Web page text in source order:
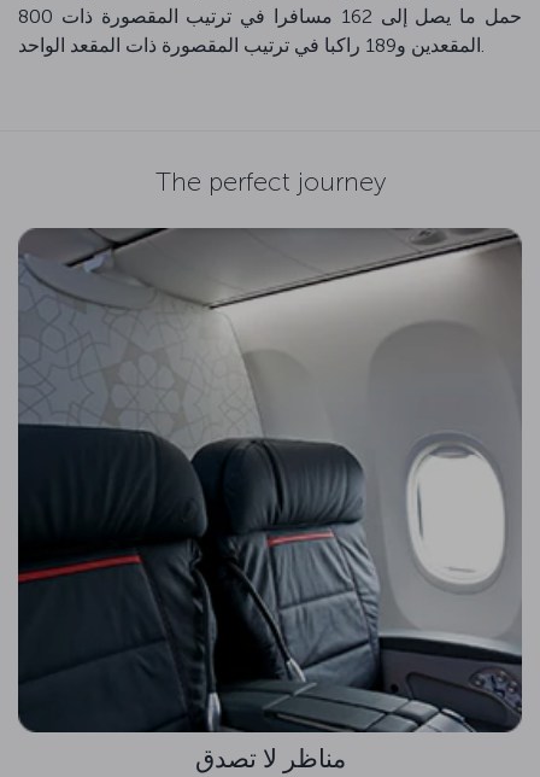
800 حمل ما يصل إلى 162 مسافرا في ترتيب المقصورة ذات
المقعدين و189 راكبا في ترتيب المقصورة ذات المقعد الواحد.
The perfect journey
مناظر لا تصدق